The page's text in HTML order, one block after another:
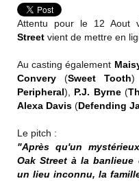
Attentu pour le 12 Aout
Street vient de mettre en
Au casting également
Convery (Sweet Tooth)
Peripheral), P.J. Byrne(
Alexa Davis (Defending
Le pitch :
"Après qu'un
Oak Street à la
un lieu inconnu, la